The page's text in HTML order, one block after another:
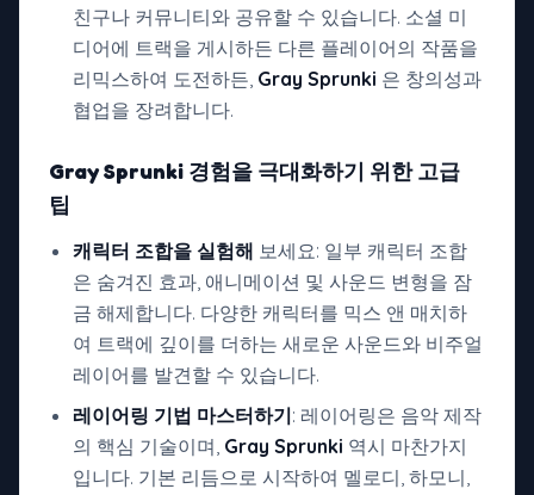
친구나 커뮤니티와 공유할 수 있습니다. 소셜 미
디어에 트랙을 게시하든 다른 플레이어의 작품을
리믹스하여 도전하든, Gray Sprunki 은 창의성과
협업을 장려합니다.
Gray Sprunki 경험을 극대화하기 위한 고급
팁
캐릭터 조합을 실험해 보세요: 일부 캐릭터 조합
은 숨겨진 효과, 애니메이션 및 사운드 변형을 잠
금 해제합니다. 다양한 캐릭터를 믹스 앤 매치하
여 트랙에 깊이를 더하는 새로운 사운드와 비주얼
레이어를 발견할 수 있습니다.
레이어링 기법 마스터하기: 레이어링은 음악 제작
의 핵심 기술이며, Gray Sprunki 역시 마찬가지
입니다. 기본 리듬으로 시작하여 멜로디, 하모니,